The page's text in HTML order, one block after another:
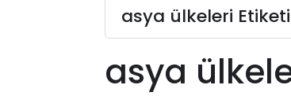
asya ülkeleri
asya